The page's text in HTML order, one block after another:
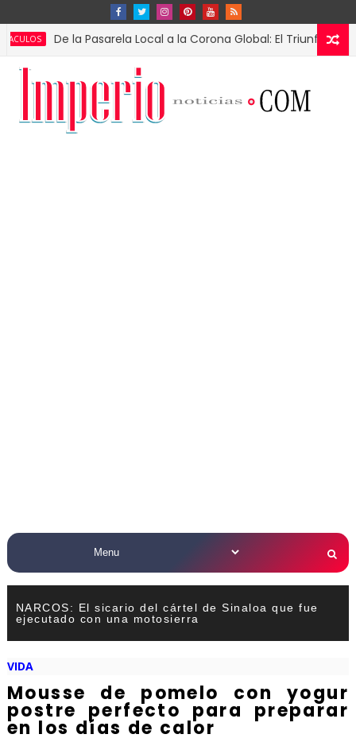
De la Pasarela Local a la Corona Global: El Triunfo de Fátima
NARCOS: El sicario del cártel de Sinaloa que fue
ejecutado con una motosierra
VIDA
Mousse de pomelo con yogur
postre perfecto para preparar
en los días de calor